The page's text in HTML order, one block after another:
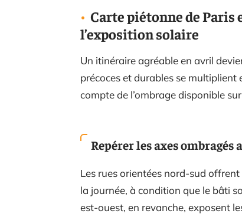
Carte piétonne de Paris
l’exposition solaire
Un itinéraire agréable en avril
précoces et durables se
compte de l’ombrage disponible
Repérer les axes
Les rues orientées nord-sud
la journée, à condition que le bâti
est-ouest, en revanche, exposent